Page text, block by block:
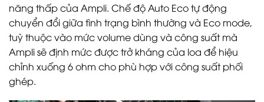
năng thấp của Ampli. Chế độ Auto Eco tự động
chuyển đổi giữa tình trạng bình thường và Eco mode,
tuỳ thuộc vào mức volume dùng và công suất mà
Ampli sẽ định mức được trở kháng của loa để hiệu
chỉnh xuống 6 ohm cho phù hợp với công suất phối
ghép.